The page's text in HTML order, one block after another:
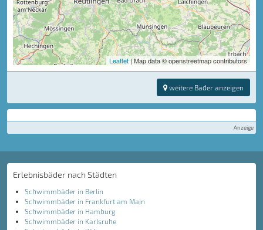
Leaflet | Map data © openstreetmap contributors
weitere Bäder anzeigen
Anzeige
Erlebnisbäder nach Städten
Schwimmbäder in Berlin
Schwimmbäder in Frankfurt am Main
Schwimmbäder in Hamburg
Schwimmbäder in Karlsruhe